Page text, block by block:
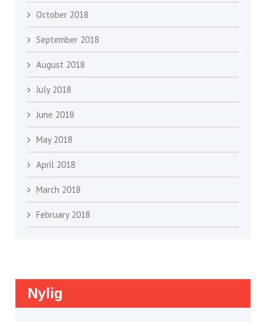
October 2018
September 2018
August 2018
July 2018
June 2018
May 2018
April 2018
March 2018
February 2018
Nylig